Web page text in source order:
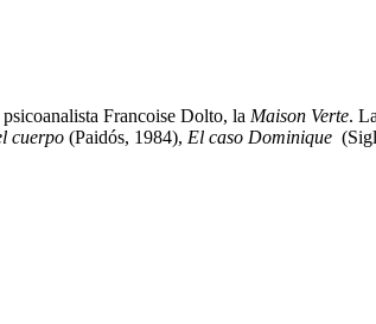
Francoise Dolto, la Maison Verte.
cuerpo (Paidós, 1984), El caso Dominique